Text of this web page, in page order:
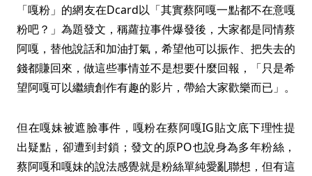
「嘎粉」的網友在Dcard以「其實蔡阿嘎一點都不在意嘎
粉吧？」為題發文，稱蘿拉事件爆發後，大家都是同情蔡
阿嘎，替他說話和加油打氣，希望他可以振作、把失去的
錢都賺回來，做這些事情並不是想要什麼回報，「只是希
望阿嘎可以繼續創作有趣的影片，帶給大家歡樂而已」。
但在嘎妹被遮臉事件，嘎粉在蔡阿嘎IG貼文底下理性提
出疑點，卻遭到封鎖；發文的原PO也說身為多年粉絲，
蔡阿嘎和嘎妹的說法感覺就是粉絲單純愛亂聯想，但有這